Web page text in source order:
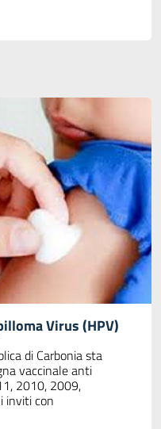
Virus (HPV)
di Carbonia sta
vaccinale anti
2010, 2009,
inviti con